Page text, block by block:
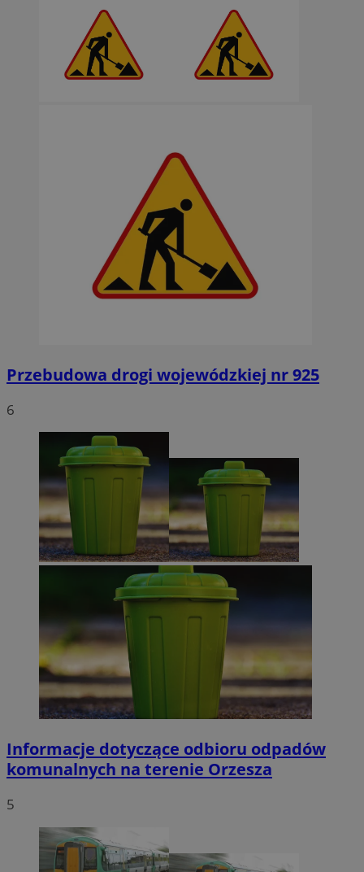
Przebudowa drogi wojewódzkiej nr 925
6
Informacje dotyczące odbioru odpadów
komunalnych na terenie Orzesza
5